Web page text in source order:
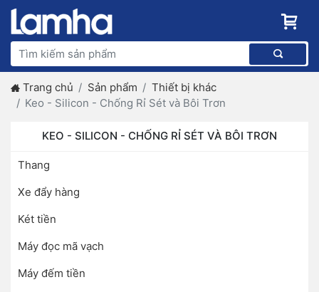
Trang chủ Sản phẩm
Thiết bị khác
Keo - Silicon - Chống Rỉ Sét và Bôi Trơn
KEO - SILICON - CHỐNG RỈ SÉT VÀ BÔI TRƠN
Thang
Xe đẩy hàng
Két tiền
Máy đọc mã vạch
Máy đếm tiền